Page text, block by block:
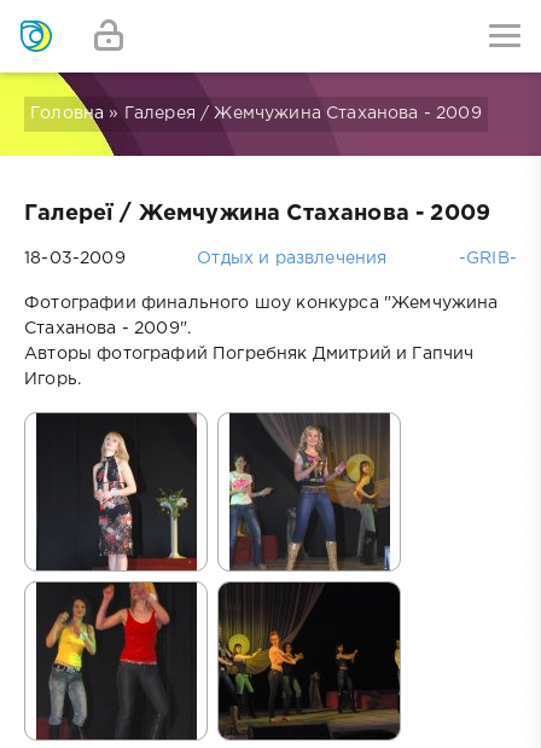
Головна » Галерея / Жемчужина Стаханова - 2009
Галереї / Жемчужина Стаханова - 2009
18-03-2009 Отдых и развлечения -GRIB-
Фотографии финального шоу конкурса "Жемчужина
Стаханова - 2009".
Авторы фотографий Погребняк Дмитрий и Гапчич
Игорь.